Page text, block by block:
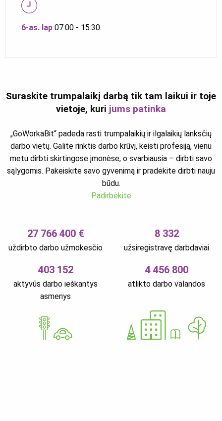
6-as. lap 07:00 - 15:30
Suraskite trumpalaikį darbą tik tam laikui ir toje
vietoje, kuri jums patinka
„GoWorkaBit“ padeda rasti trumpalaikių ir ilgalaikių lanksčių
darbo vietų. Galite rinktis darbo krūvį, keisti profesiją, vienu
metu dirbti skirtingose įmonėse, o svarbiausia – dirbti savo
sąlygomis. Pakeiskite savo gyvenimą ir pradėkite dirbti nauju
būdu.
Padirbėkite
27 766 400 €
uždirbto darbo užmokesčio
8 332
užsiregistravę darbdaviai
403 152
aktyvūs darbo ieškantys
asmenys
4 456 800
atlikto darbo valandos